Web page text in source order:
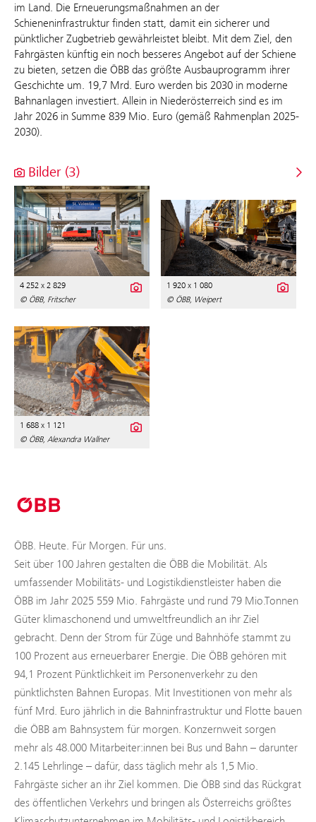
im Land. Die Erneuerungsmaßnahmen an der
Schieneninfrastruktur finden statt, damit ein sicherer und
pünktlicher Zugbetrieb gewährleistet bleibt. Mit dem Ziel, den
Fahrgästen künftig ein noch besseres Angebot auf der Schiene
zu bieten, setzen die ÖBB das größte Ausbauprogramm ihrer
Geschichte um. 19,7 Mrd. Euro werden bis 2030 in moderne
Bahnanlagen investiert. Allein in Niederösterreich sind es im
Jahr 2026 in Summe 839 Mio. Euro (gemäß Rahmenplan 2025-
2030).
Bilder (3)
4 252 x 2 829
© ÖBB, Fritscher
1 920 x 1 080
© ÖBB, Weipert
1 688 x 1 121
© ÖBB, Alexandra Wallner
ÖBB. Heute. Für Morgen. Für uns.
Seit über 100 Jahren gestalten die ÖBB die Mobilität. Als
umfassender Mobilitäts- und Logistikdienstleister haben die
ÖBB im Jahr 2025 559 Mio. Fahrgäste und rund 79 Mio.Tonnen
Güter klimaschonend und umweltfreundlich an ihr Ziel
gebracht. Denn der Strom für Züge und Bahnhöfe stammt zu
100 Prozent aus erneuerbarer Energie. Die ÖBB gehören mit
94,1 Prozent Pünktlichkeit im Personenverkehr zu den
pünktlichsten Bahnen Europas. Mit Investitionen von mehr als
fünf Mrd. Euro jährlich in die Bahninfrastruktur und Flotte bauen
die ÖBB am Bahnsystem für morgen. Konzernweit sorgen
mehr als 48.000 Mitarbeiter:innen bei Bus und Bahn – darunter
2.145 Lehrlinge – dafür, dass täglich mehr als 1,5 Mio.
Fahrgäste sicher an ihr Ziel kommen. Die ÖBB sind das Rückgrat
des öffentlichen Verkehrs und bringen als Österreichs größtes